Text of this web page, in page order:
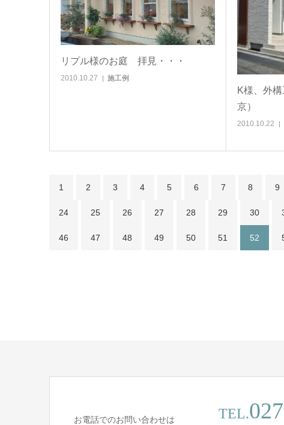
リプル様のお庭 拝見・・・
2010.10.27 施工例
K様、外
京）
2010.10.22
1 2 3 4 5 6 7 8 9
24 25 26 27 28 29 30
46 47 48 49 50 51 52
お電話でのお問い合わせは TEL.